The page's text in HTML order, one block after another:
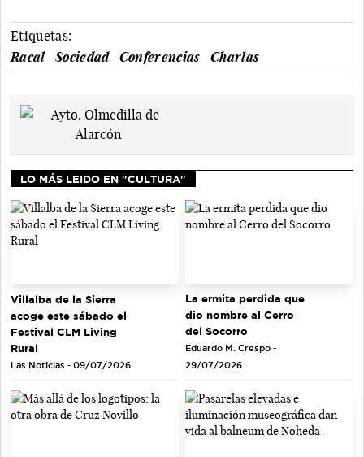
Etiquetas:
Racal
Sociedad Conferencias Charlas
LO MÁS LEIDO EN "CULTURA"
Villalba de la Sierra
acoge este sábado el
Festival CLM Living
Rural
Las Noticias - 09/07/2026
La ermita perdida que
dio nombre al Cerro
del Socorro
Eduardo M. Crespo -
29/07/2026